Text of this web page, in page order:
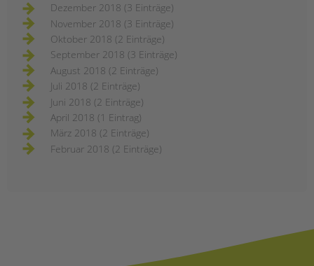
Dezember 2018 (3 Einträge)
November 2018 (3 Einträge)
Oktober 2018 (2 Einträge)
September 2018 (3 Einträge)
August 2018 (2 Einträge)
Juli 2018 (2 Einträge)
Juni 2018 (2 Einträge)
April 2018 (1 Eintrag)
März 2018 (2 Einträge)
Februar 2018 (2 Einträge)